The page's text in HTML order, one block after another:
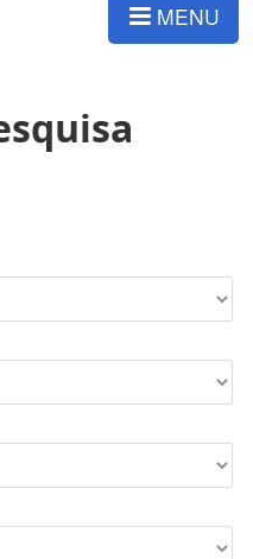
MENU